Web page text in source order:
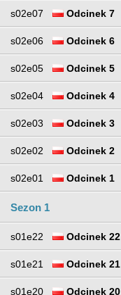
s02e07 Odcinek 7
s02e06 Odcinek 6
s02e05 Odcinek 5
s02e04 Odcinek 4
s02e03 Odcinek 3
s02e02 Odcinek 2
s02e01 Odcinek 1
Sezon 1
s01e22 Odcinek 22
s01e21 Odcinek 21
s01e20 Odcinek 20